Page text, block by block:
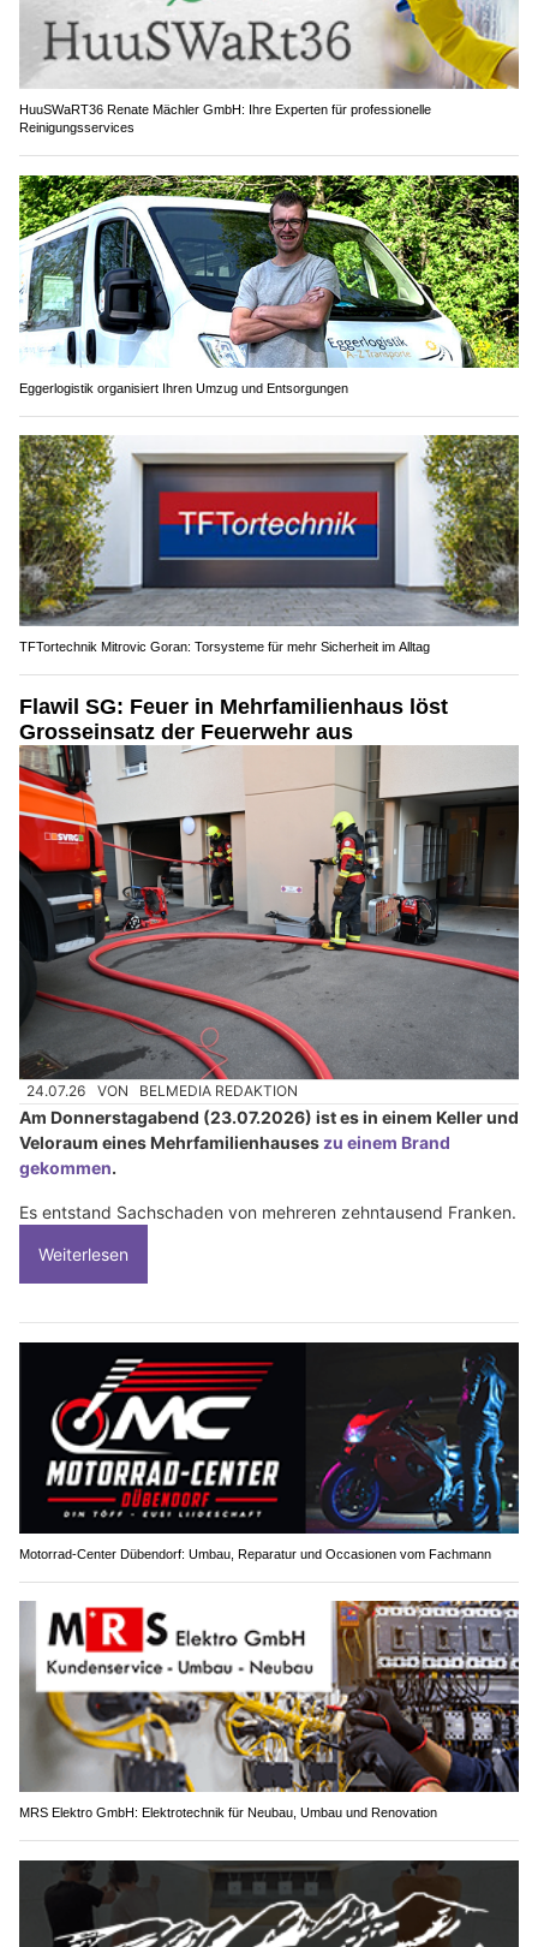
HuuSWaRT36 Renate Mächler GmbH: Ihre Experten für professionelle
Reinigungsservices
Eggerlogistik organisiert Ihren Umzug und Entsorgungen
TFTortechnik Mitrovic Goran: Torsysteme für mehr Sicherheit im Alltag
Flawil SG: Feuer in Mehrfamilienhaus löst
Grosseinsatz der Feuerwehr aus
24.07.26 VON BELMEDIA REDAKTION
Am Donnerstagabend (23.07.2026) ist es in einem Keller und
Veloraum eines Mehrfamilienhauses zu einem Brand
gekommen.
Es entstand Sachschaden von mehreren zehntausend Franken.
Weiterlesen
Motorrad-Center Dübendorf: Umbau, Reparatur und Occasionen vom Fachmann
MRS Elektro GmbH: Elektrotechnik für Neubau, Umbau und Renovation